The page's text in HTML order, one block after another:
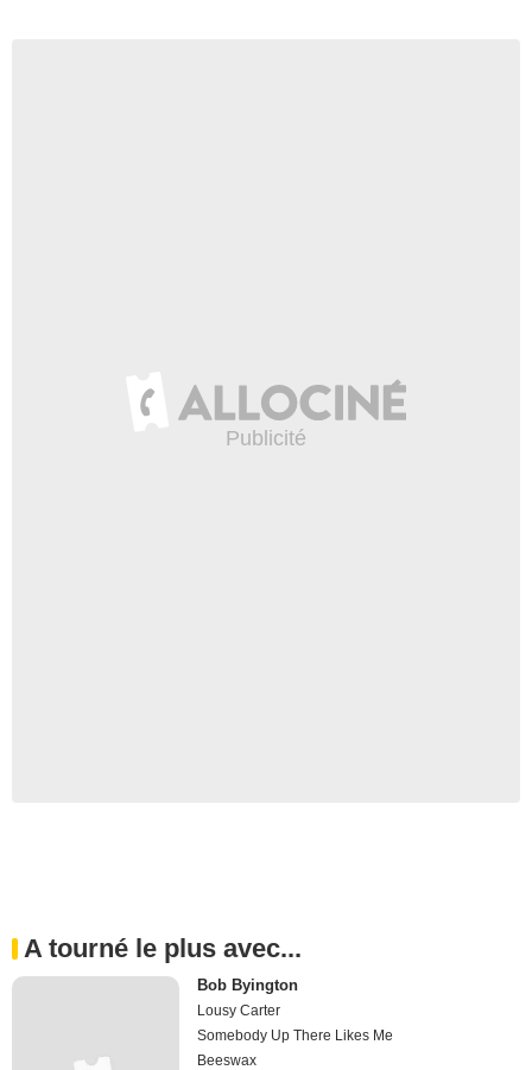
A tourné le plus avec...
Bob Byington
Lousy Carter
Somebody Up There Likes Me
Beeswax